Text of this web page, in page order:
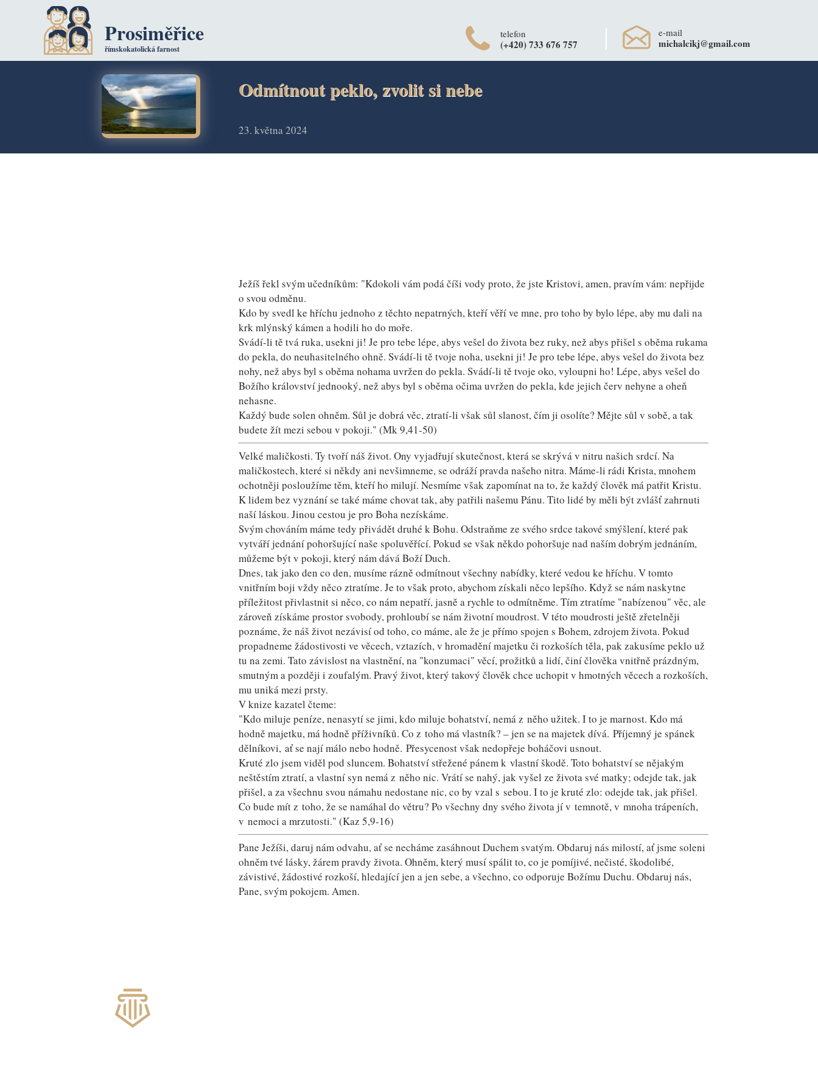
Prosiměřice
římskokatolická farnost
telefon
(+420) 733 676 757
e-mail
michalcikj@gmail.com
23. května 2024
Odmítnout peklo, zvolit si nebe
Ježíš řekl svým učedníkům: "Kdokoli vám podá číši vody proto, že jste Kristovi, amen, pravím vám: nepřijde
o svou odměnu.
Kdo by svedl ke hříchu jednoho z těchto nepatrných, kteří věří ve mne, pro toho by bylo lépe, aby mu dali na
krk mlýnský kámen a hodili ho do moře.
Svádí-li tě tvá ruka, usekni ji! Je pro tebe lépe, abys vešel do života bez ruky, než abys přišel s oběma rukama
do pekla, do neuhasitelného ohně. Svádí-li tě tvoje noha, usekni ji! Je pro tebe lépe, abys vešel do života bez
nohy, než abys byl s oběma nohama uvržen do pekla. Svádí-li tě tvoje oko, vyloupni ho! Lépe, abys vešel do
Božího království jednooký, než abys byl s oběma očima uvržen do pekla, kde jejich červ nehyne a oheň
nehasne.
Každý bude solen ohněm. Sůl je dobrá věc, ztratí-li však sůl slanost, čím ji osolíte? Mějte sůl v sobě, a tak
budete žít mezi sebou v pokoji." (Mk 9,41-50)
Velké maličkosti. Ty tvoří náš život. Ony vyjadřují skutečnost, která se skrývá v nitru našich srdcí. Na
maličkostech, které si někdy ani nevšimneme, se odráží pravda našeho nitra. Máme-li rádi Krista, mnohem
ochotněji posloužíme těm, kteří ho milují. Nesmíme však zapomínat na to, že každý člověk má patřit Kristu.
K lidem bez vyznání se také máme chovat tak, aby patřili našemu Pánu. Tito lidé by měli být zvlášť zahrnuti
naší láskou. Jinou cestou je pro Boha nezískáme.
Svým chováním máme tedy přivádět druhé k Bohu. Odstraňme ze svého srdce takové smýšlení, které pak
vytváří jednání pohoršující naše spoluvěřící. Pokud se však někdo pohoršuje nad naším dobrým jednáním,
můžeme být v pokoji, který nám dává Boží Duch.
Dnes, tak jako den co den, musíme rázně odmítnout všechny nabídky, které vedou ke hříchu. V tomto
vnitřním boji vždy něco ztratíme. Je to však proto, abychom získali něco lepšího. Když se nám naskytne
příležitost přivlastnit si něco, co nám nepatří, jasně a rychle to odmítněme. Tím ztratíme "nabízenou" věc, ale
zároveň získáme prostor svobody, prohloubí se nám životní moudrost. V této moudrosti ještě zřetelněji
poznáme, že náš život nezávisí od toho, co máme, ale že je přímo spojen s Bohem, zdrojem života. Pokud
propadneme žádostivosti ve věcech, vztazích, v hromadění majetku či rozkoších těla, pak zakusíme peklo už
tu na zemi. Tato závislost na vlastnění, na "konzumaci" věcí, prožitků a lidí, činí člověka vnitřně prázdným,
smutným a později i zoufalým. Pravý život, který takový člověk chce uchopit v hmotných věcech a rozkoších,
mu uniká mezi prsty.
V knize kazatel čteme:
"Kdo miluje peníze, nenasytí se jimi, kdo miluje bohatství, nemá z něho užitek. I to je marnost. Kdo má
hodně majetku, má hodně příživníků. Co z toho má vlastník? – jen se na majetek dívá. Příjemný je spánek
dělníkovi, ať se nají málo nebo hodně. Přesycenost však nedopřeje boháčovi usnout.
Kruté zlo jsem viděl pod sluncem. Bohatství střežené pánem k vlastní škodě. Toto bohatství se nějakým
neštěstím ztratí, a vlastní syn nemá z něho nic. Vrátí se nahý, jak vyšel ze života své matky; odejde tak, jak
přišel, a za všechnu svou námahu nedostane nic, co by vzal s sebou. I to je kruté zlo: odejde tak, jak přišel.
Co bude mít z toho, že se namáhal do větru? Po všechny dny svého života jí v temnotě, v mnoha trápeních,
v nemoci a mrzutosti." (Kaz 5,9-16)
Pane Ježíši, daruj nám odvahu, ať se necháme zasáhnout Duchem svatým. Obdaruj nás milostí, ať jsme soleni
ohněm tvé lásky, žárem pravdy života. Ohněm, který musí spálit to, co je pomíjivé, nečisté, škodolibé,
závistivé, žádostivé rozkoší, hledající jen a jen sebe, a všechno, co odporuje Božímu Duchu. Obdaruj nás,
Pane, svým pokojem. Amen.